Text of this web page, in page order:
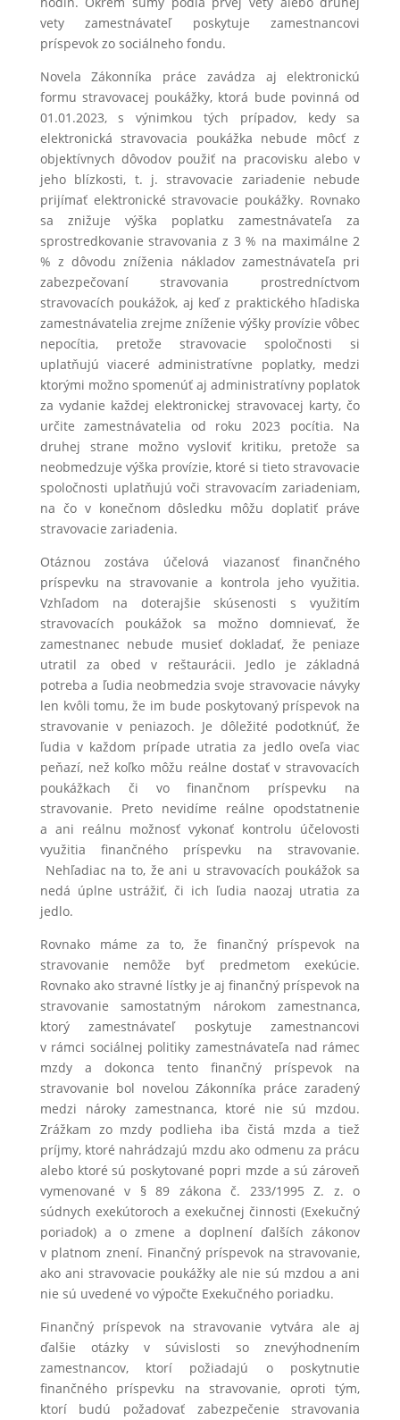
vety zamestnávateľ poskytuje zamestnancovi
príspevok zo sociálneho fondu.
Novela Zákonníka práce zavádza aj elektronickú
formu stravovacej poukážky, ktorá bude povinná od
01.01.2023, s výnimkou tých prípadov, kedy sa
elektronická stravovacia poukážka nebude môcť z
objektívnych dôvodov použiť na pracovisku alebo v
jeho blízkosti, t. j. stravovacie zariadenie nebude
prijímať elektronické stravovacie poukážky. Rovnako
sa znižuje výška poplatku zamestnávateľa za
sprostredkovanie stravovania z 3 % na maximálne 2
% z dôvodu zníženia nákladov zamestnávateľa pri
zabezpečovaní stravovania prostredníctvom
stravovacích poukážok, aj keď z praktického hľadiska
zamestnávatelia zrejme zníženie výšky provízie vôbec
nepocítia, pretože stravovacie spoločnosti si
uplatňujú viaceré administratívne poplatky, medzi
ktorými možno spomenúť aj administratívny poplatok
za vydanie každej elektronickej stravovacej karty, čo
určite zamestnávatelia od roku 2023 pocítia. Na
druhej strane možno vysloviť kritiku, pretože sa
neobmedzuje výška provízie, ktoré si tieto stravovacie
spoločnosti uplatňujú voči stravovacím zariadeniam,
na čo v konečnom dôsledku môžu doplatiť práve
stravovacie zariadenia.
Otáznou zostáva účelová viazanosť finančného
príspevku na stravovanie a kontrola jeho využitia.
Vzhľadom na doterajšie skúsenosti s využitím
stravovacích poukážok sa možno domnievať, že
zamestnanec nebude musieť dokladať, že peniaze
utratil za obed v reštaurácii. Jedlo je základná
potreba a ľudia neobmedzia svoje stravovacie návyky
len kvôli tomu, že im bude poskytovaný príspevok na
stravovanie v peniazoch. Je dôležité podotknúť, že
ľudia v každom prípade utratia za jedlo oveľa viac
peňazí, než koľko môžu reálne dostať v stravovacích
poukážkach či vo finančnom príspevku na
stravovanie. Preto nevidíme reálne opodstatnenie
a ani reálnu možnosť vykonať kontrolu účelovosti
využitia finančného príspevku na stravovanie.
Nehľadiac na to, že ani u stravovacích poukážok sa
nedá úplne ustrážiť, či ich ľudia naozaj utratia za
jedlo.
Rovnako máme za to, že finančný príspevok na
stravovanie nemôže byť predmetom exekúcie.
Rovnako ako stravné lístky je aj finančný príspevok na
stravovanie samostatným nárokom zamestnanca,
ktorý zamestnávateľ poskytuje zamestnancovi
v rámci sociálnej politiky zamestnávateľa nad rámec
mzdy a dokonca tento finančný príspevok na
stravovanie bol novelou Zákonníka práce zaradený
medzi nároky zamestnanca, ktoré nie sú mzdou.
Zrážkam zo mzdy podlieha iba čistá mzda a tiež
príjmy, ktoré nahrádzajú mzdu ako odmenu za prácu
alebo ktoré sú poskytované popri mzde a sú zároveň
vymenované v § 89 zákona č. 233/1995 Z. z. o
súdnych exekútoroch a exekučnej činnosti (Exekučný
poriadok) a o zmene a doplnení ďalších zákonov
v platnom znení. Finančný príspevok na stravovanie,
ako ani stravovacie poukážky ale nie sú mzdou a ani
nie sú uvedené vo výpočte Exekučného poriadku.
Finančný príspevok na stravovanie vytvára ale aj
ďalšie otázky v súvislosti so znevýhodnením
zamestnancov, ktorí požiadajú o poskytnutie
finančného príspevku na stravovanie, oproti tým,
ktorí budú požadovať zabezpečenie stravovania